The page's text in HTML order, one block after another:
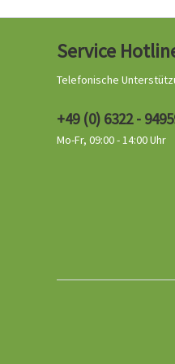
Service
Telefonische
+49 (0) 6322 -
Mo-Fr, 09:00 - 14:00 Uhr